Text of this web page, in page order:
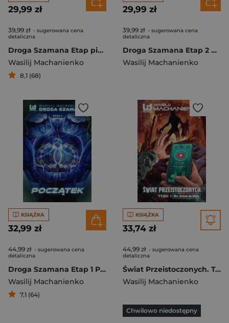
29,99 zł
39,99 zł - sugerowana cena
detaliczna
Droga Szamana Etap pierwszy Początek
Wasilij Machanienko
8,1 (68)
29,99 zł
39,99 zł - sugerowana cena
detaliczna
Droga Szamana Etap 2 Gambit Kartosa
Wasilij Machanienko
KSIĄŻKA
32,99 zł
44,99 zł - sugerowana cena
detaliczna
Droga Szamana Etap 1 Początek
Wasilij Machanienko
7,1 (64)
KSIĄŻKA
33,74 zł
44,99 zł - sugerowana cena
detaliczna
Świat Przeistoczonych. Tom 1: Bez prawa do błędu
Wasilij Machanienko
Chwilowo niedostępny